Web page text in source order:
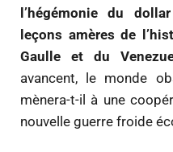
l’hégémonie du
leçons amères de
Gaulle et du
avancent, le monde
mènera-t-il à une
nouvelle guerre froide